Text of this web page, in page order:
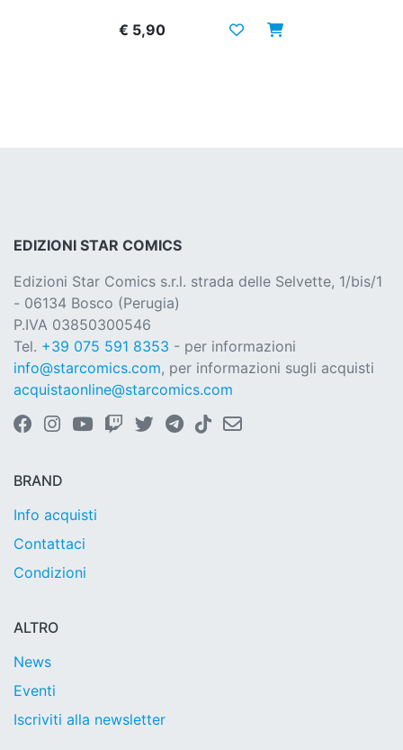
€ 5,90
EDIZIONI STAR COMICS
Edizioni Star Comics s.r.l. strada delle Selvette, 1/bis/1
- 06134 Bosco (Perugia)
P.IVA 03850300546
Tel. +39 075 591 8353 - per informazioni
info@starcomics.com, per informazioni sugli acquisti
acquistaonline@starcomics.com
BRAND
Info acquisti
Contattaci
Condizioni
ALTRO
News
Eventi
Iscriviti alla newsletter